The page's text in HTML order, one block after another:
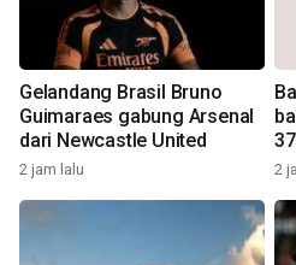
Gelandang Brasil Bruno
Guimaraes gabung Arsenal
dari Newcastle United
2 jam lalu 2